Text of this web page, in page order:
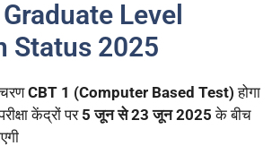
Level
Status 2025
चरणCBT 1 (Computer Based Test) होगा
केंद्रों पर 5 जून से 23 जून 2025 के बीच